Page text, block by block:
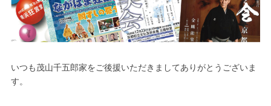
いつも茂山千五郎家をご後援いただきましてありがとうございま
す。